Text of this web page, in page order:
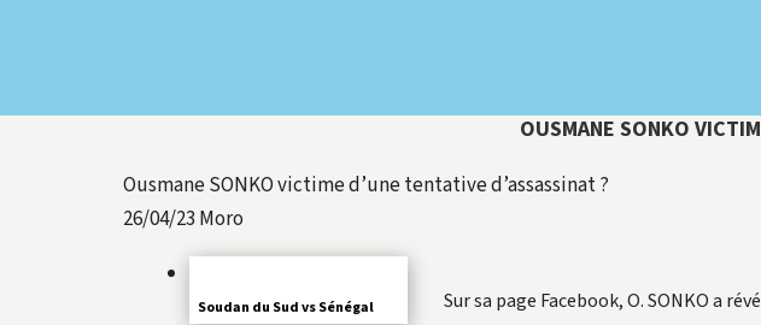
OUSMANE SONKO
Ousmane SONKO victime d’une tentative d’assassinat ?
26/04/23 Moro
Sur sa page Facebook, O. SONKO a
Soudan du Sud vs Sénégal